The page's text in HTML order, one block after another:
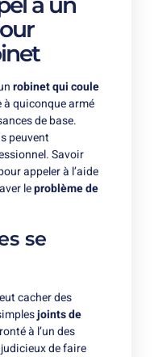
robinet qui coule
à quiconque armé
de base.
peuvent
Savoir
appeler à l’aide
leproblème de
se
cacher des
joints de
à l’un des
de faire